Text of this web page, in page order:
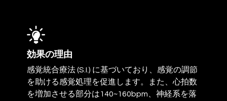
効果の理由
感覚統合療法 (S.I.) に基づいており、感覚の調節
を助ける感覚処理を促進します。また、心拍数
を増加させる部分は140~160bpm、神経系を落